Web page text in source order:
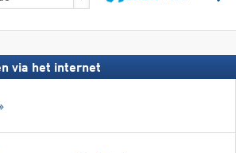
via het internet